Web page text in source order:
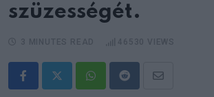
szüzességét.
WhatsappRedditShare